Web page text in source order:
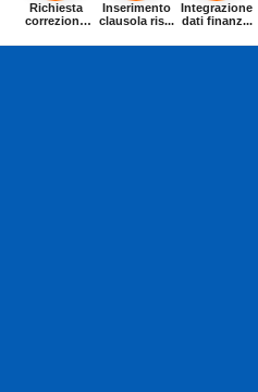
Richiesta
correzione
Inserimento
clausola ris...
Integrazione
dati finanz...